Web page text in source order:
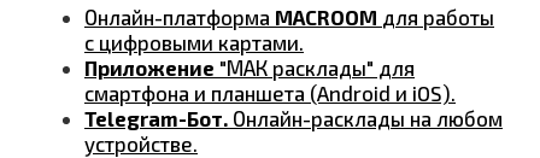
Онлайн-платформа MACROOM для работы
с цифровыми картами.
Приложение "МАК расклады" для
смартфона и планшета (Android и iOS).
Telegram-Бот. Онлайн-расклады на любом
устройстве.